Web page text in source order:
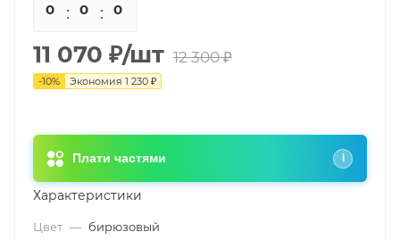
0 0 0
11 070 ₽/шт 12 300₽
-10% Экономия 1 230 ₽
Плати частями i
Характеристики
Цвет — бирюзовый